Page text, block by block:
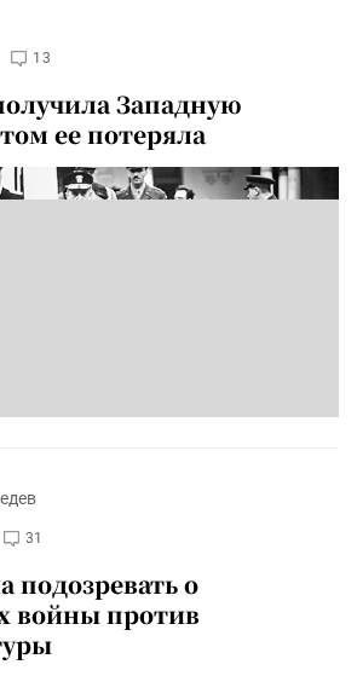
13
Западную
ее потеряла
31
подозревать о
войны против